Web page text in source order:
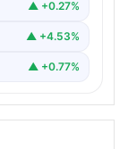
▲ +0.27%
▲ +4.53%
▲ +0.77%